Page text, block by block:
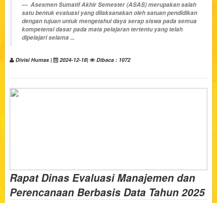
Asesmen Sumatif Akhir Semester (ASAS) merupakan salah
satu bentuk evaluasi yang dilaksanakan oleh satuan pendidikan
dengan tujuan untuk mengetahui daya serap siswa pada semua
kompetensi dasar pada mata pelajaran tertentu yang telah
dipelajari selama ...
Divisi Humas | 2024-12-18| Dibaca : 1072
Rapat Dinas Evaluasi Manajemen dan
Perencanaan Berbasis Data Tahun 2025